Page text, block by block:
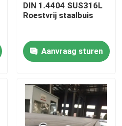
DIN 1.4404 SUS316L
Roestvrij staalbuis
Aanvraag sturen